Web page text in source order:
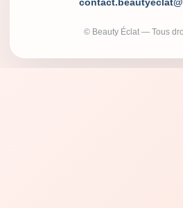
© Beauty Éclat — Tous